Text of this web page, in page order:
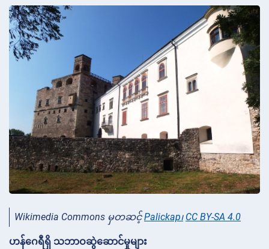
Wikimedia Commons မှတဆင့်Palickap၊ CC BY-SA 4.0
ဟန်ဂေရီရှိ သဘာဝဆွဲဆောင်မှုများ